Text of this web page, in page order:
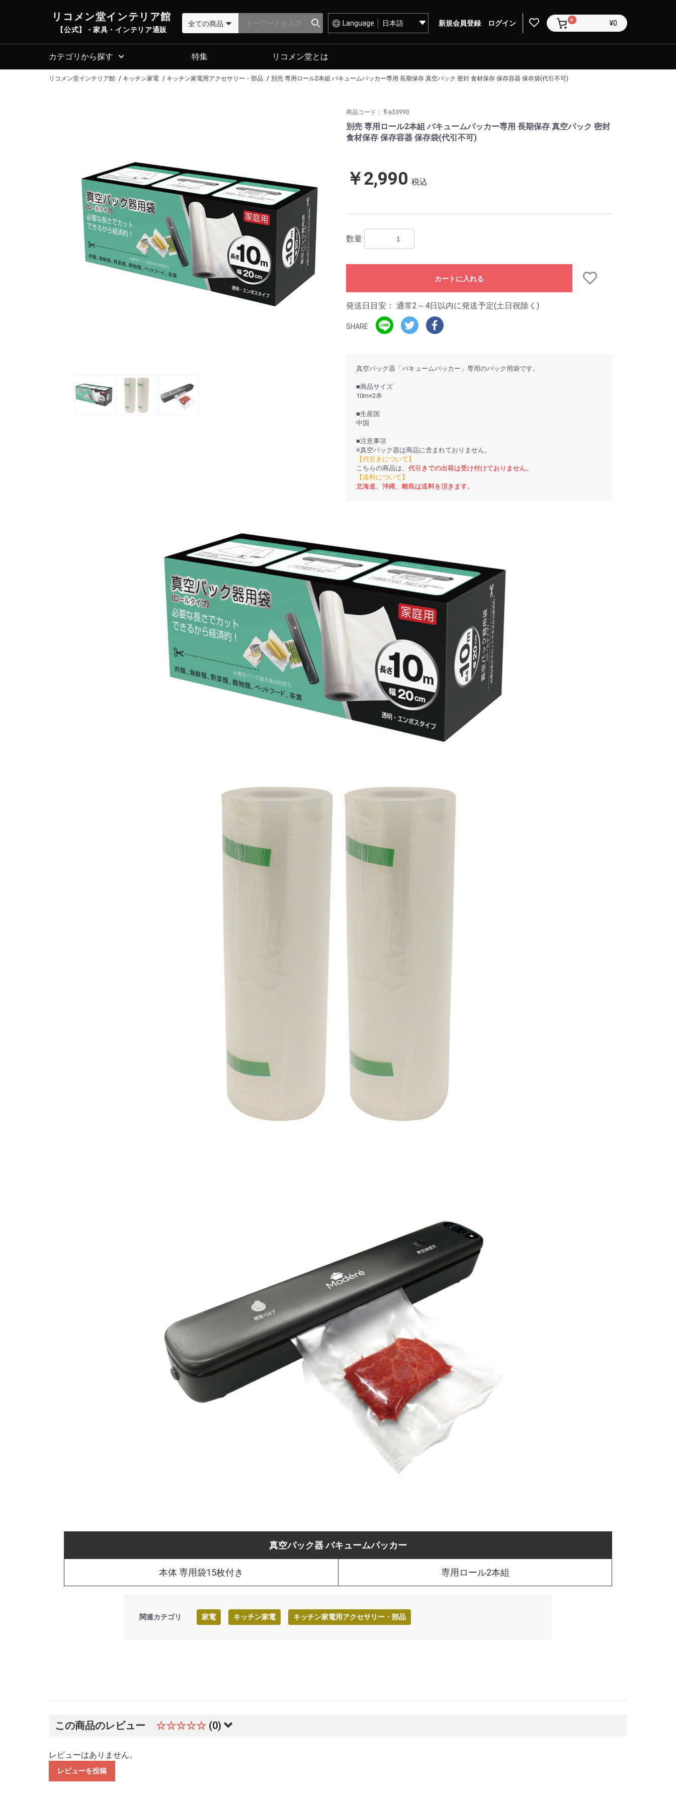
リコメン堂インテリア館
【公式】 - 家具・インテリア通販
Language 新規会員登録 ログイン 0 ¥0
カテゴリから探す 特集 リコメン堂とは
リコメン堂インテリア館 キッチン家電 キッチン家電用アクセサリー・部品 別売 専用ロール2本組 バキュームパッカー専用 長期保存 真空パック 密封 食材保存 保存容器 保存袋(代引不可)
商品コード： fl-a33990
別売 専用ロール2本組 バキュームパッカー専用 長期保存 真空パック 密封
食材保存 保存容器 保存袋(代引不可)
￥2,990 税込
数量
カートに入れる
発送日目安： 通常2～4日以内に発送予定(土日祝除く)
SHARE
真空パック器「バキュームパッカー」専用のパック用袋です。
■商品サイズ
10m×2本
■生産国
中国
■注意事項
※真空パック器は商品に含まれておりません。
【代引きについて】
こちらの商品は、 代引きでの出荷は受け付けておりません。
【送料について】
北海道、沖縄、離島は送料を頂きます。
真空パック器 バキュームパッカー
本体 専用袋15枚付き 専用ロール2本組
関連カテゴリ 家電 キッチン家電 キッチン家電用アクセサリー・部品
この商品のレビュー ☆☆☆☆☆ (0)
レビューはありません。
レビューを投稿